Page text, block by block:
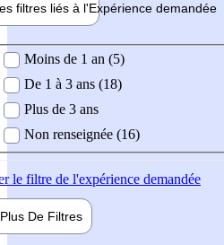
filtres liés à l'Expérience demandée
demandée
Moins de 1 an (5)
De 1 à 3 ans (18)
Plus de 3 ans
Non renseignée (16)
le filtre de l'expérience demandée
Plus De Filtres